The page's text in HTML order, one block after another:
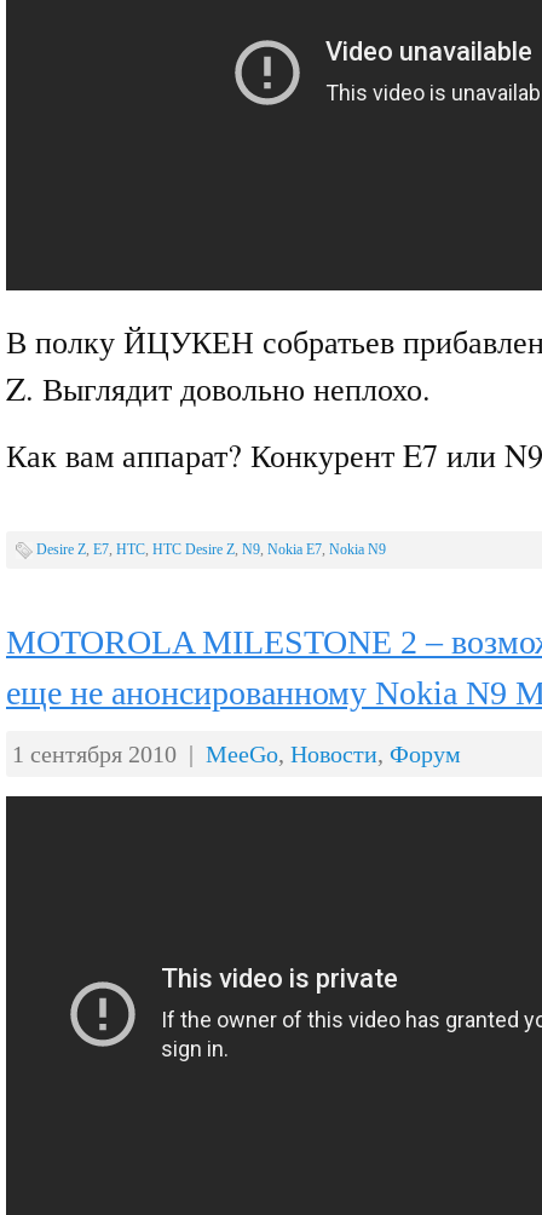
В полку ЙЦУКЕН собратьев
Z. Выглядит довольно неплохо.
Как вам аппарат? Конкурент E7 или
Desire Z, E7, HTC, HTC Desire Z, N9, Nokia E7, Nokia N9
MOTOROLA MILESTONE 2 –
еще не анонсированному Nokia N9
1 сентября 2010 | MeeGo, Новости, Форум